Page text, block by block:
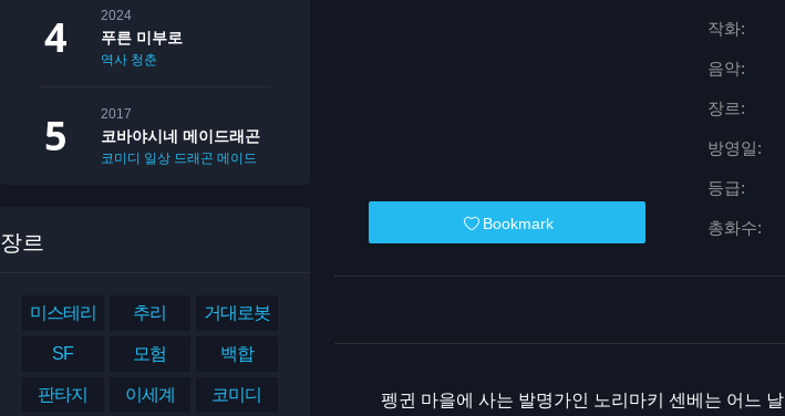
2024
푸른 미부로
역사 청춘
2017
코바야시네 메이드래곤
코미디 일상 드래곤 메이드
장르
미스테리 추리 거대로봇
SF 모험 백합
판타지 이세계 코미디
Bookmark
작화:
음악:
장르:
방영일:
등급:
총화수:
펭귄 마을에 사는 발명가인 노리마키 센베는 어느 날